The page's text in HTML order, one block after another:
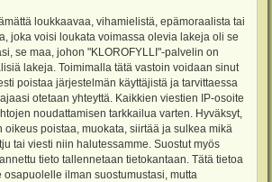
loukkaavaa, vihamielistä, epämoraalista tai
joka voisi loukata voimassa olevia lakeja oli se
se maa, johon "KLOROFYLLI"-palvelin on
lakeja. Toimimalla tätä vastoin voidaan sinut
poistaa järjestelmän käyttäjistä ja tarvittaessa
otetaan yhteyttä. Kaikkien viestien IP-osoite
noudattamisen tarkkailua varten. Hyväksyt,
oikeus poistaa, muokata, siirtää ja sulkea mikä
tai viesti niin halutessamme. Suostut myös
tieto tallennetaan tietokantaan. Tätä tietoa
ilman suostumustasi, mutta